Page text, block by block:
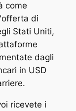
come
di
Stati Uniti,
dagli
in USD
ricevete i